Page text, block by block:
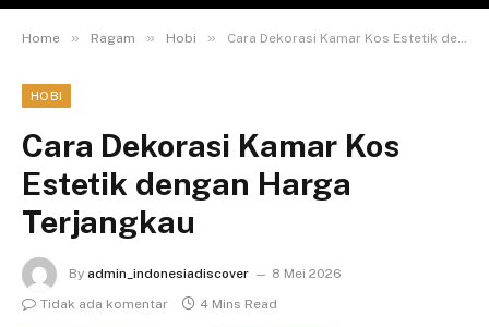
Home » Ragam » Hobi » Cara Dekorasi Kamar Kos Estetik dengan Harga Terjangkau
HOBI
Cara Dekorasi Kamar Kos
Estetik dengan Harga
Terjangkau
By admin_indonesiadiscover
8 Mei 2026
Tidak ada komentar
4 Mins Read